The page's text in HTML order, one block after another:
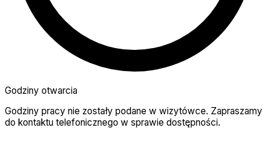
Godziny otwarcia
Godziny pracy nie zostały podane w wizytówce. Zapraszamy
do kontaktu telefonicznego w sprawie dostępności.